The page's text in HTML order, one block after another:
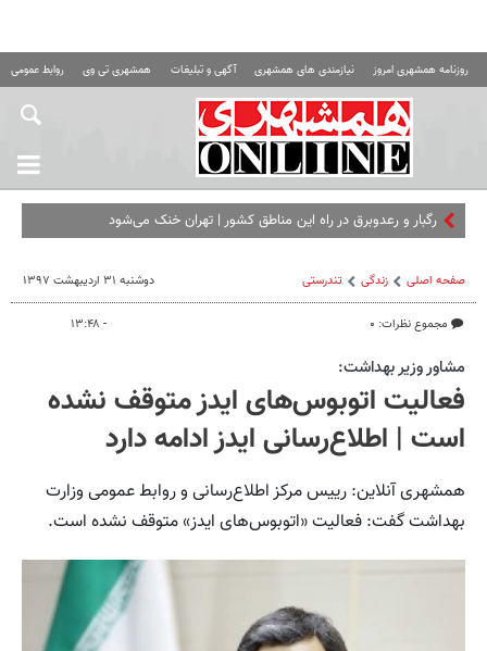
روزنامه همشهری امروز نیازمندی های همشهری آگهی و تبلیغات همشهری تی وی روابط عمومی
رگبار و رعدوبرق در راه این مناطق کشور | تهران خنک می‌شود
صفحه اصلی زندگی تندرستی
مجموع نظرات: ۰
دوشنبه ۳۱ اردیبهشت ۱۳۹۷
- ۱۳:۴۸
مشاور وزیر بهداشت:
فعالیت اتوبوس‌های ایدز متوقف نشده
است | اطلاع‌رسانی ایدز ادامه دارد
همشهری آنلاین: رییس مرکز اطلاع‌رسانی و روابط عمومی وزارت
بهداشت گفت: فعالیت «اتوبوس‌های ایدز» متوقف نشده است.